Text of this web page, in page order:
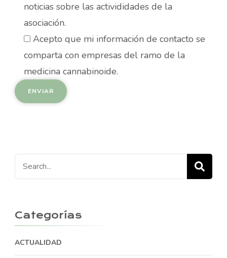
noticias sobre las activididades de la
asociación.
Acepto que mi información de contacto se
comparta con empresas del ramo de la
medicina cannabinoide.
Search
for:
Categorías
ACTUALIDAD